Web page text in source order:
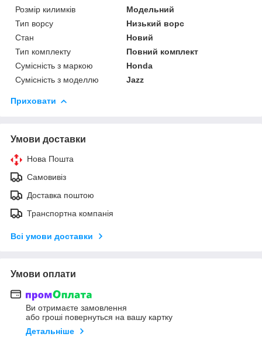
Розмір килимків
Модельний
Тип ворсу
Низький ворс
Стан
Новий
Тип комплекту
Повний комплект
Сумісність з маркою
Honda
Сумісність з моделлю
Jazz
Приховати
Умови доставки
Нова Пошта
Самовивіз
Доставка поштою
Транспортна компанія
Всі умови доставки
Умови оплати
Ви отримаєте замовлення
або гроші повернуться на вашу картку
Детальніше